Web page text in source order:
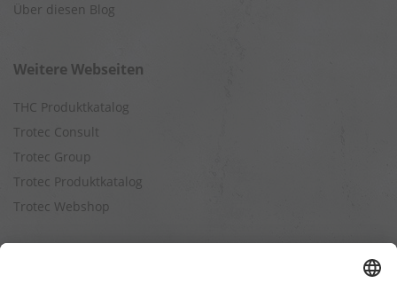
Über diesen Blog
Weitere Webseiten
THC Produktkatalog
Trotec Consult
Trotec Group
Trotec Produktkatalog
Trotec Webshop